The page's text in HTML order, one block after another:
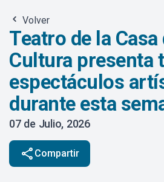
Volver
Teatro de la Casa
Cultura presenta
espectáculos
durante esta
07 de Julio, 2026
share Compartir